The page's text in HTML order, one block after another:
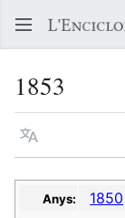
1853
Llegir en un
Anys: 1850